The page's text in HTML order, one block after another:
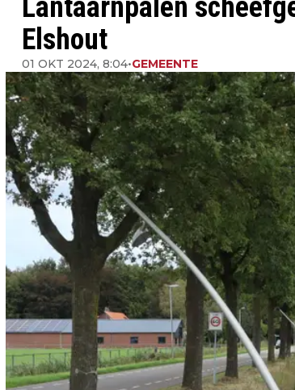
Lantaarnpalen
Elshout
01 OKT 2024, 8:04•GEMEENTE